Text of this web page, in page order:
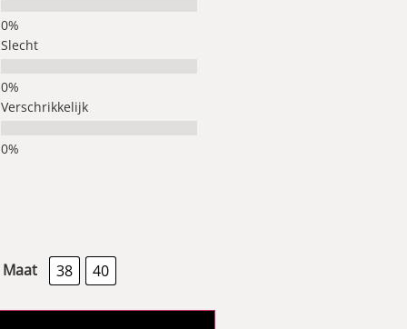
Slecht
Verschrikkelijk
Maat 38 40